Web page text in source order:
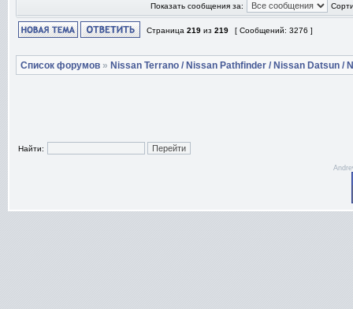
Показать сообщения за:
Страница 219 из 219 [ Сообщений: 3276 ]
Список форумов » Nissan Terrano / Nissan Pathfinder / Nissan Datsun /
Найти: